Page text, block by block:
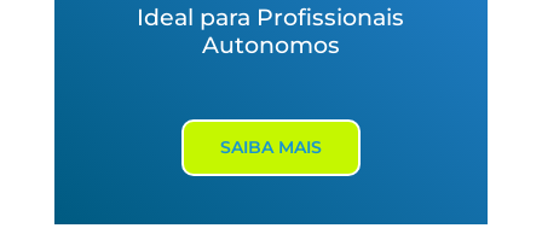
Ideal para Profissionais
Autonomos
SAIBA MAIS